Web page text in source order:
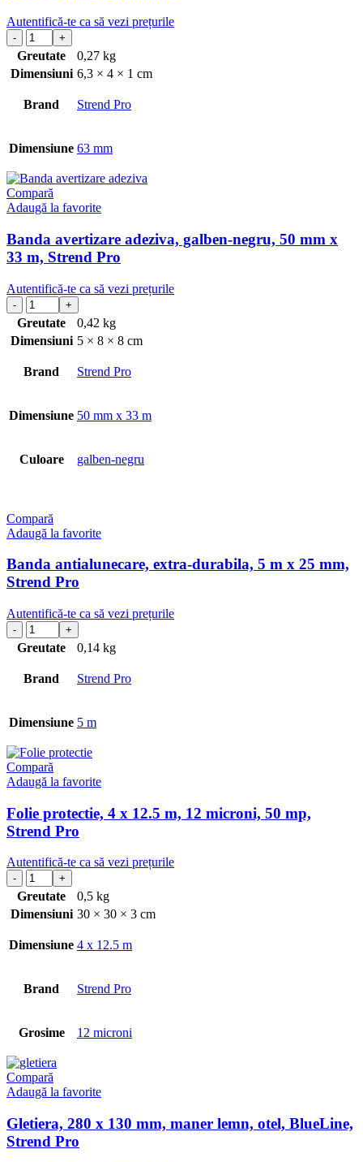
Autentifică-te ca să vezi prețurile
Greutate
0,27 kg
Dimensiuni 6,3 × 4 × 1 cm
Brand Strend Pro
Dimensiune 63 mm
Compară
Adaugă la favorite
Banda avertizare adeziva, galben-negru, 50 mm x
33 m, Strend Pro
Autentifică-te ca să vezi prețurile
Greutate
0,42 kg
Dimensiuni 5 × 8 × 8 cm
Brand Strend Pro
Dimensiune 50 mm x 33 m
Culoare galben-negru
Compară
Adaugă la favorite
Banda antialunecare, extra-durabila, 5 m x 25 mm,
Strend Pro
Autentifică-te ca să vezi prețurile
Greutate 0,14 kg
Brand Strend Pro
Dimensiune 5 m
Compară
Adaugă la favorite
Folie protectie, 4 x 12.5 m, 12 microni, 50 mp,
Strend Pro
Autentifică-te ca să vezi prețurile
Greutate
0,5 kg
Dimensiuni 30 × 30 × 3 cm
Dimensiune 4 x 12.5 m
Brand Strend Pro
Grosime 12 microni
Compară
Adaugă la favorite
Gletiera, 280 x 130 mm, maner lemn, otel, BlueLine,
Strend Pro